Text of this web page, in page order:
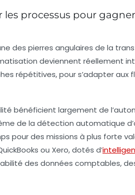
processus pour
des pierres angulaires de la
deviennent réellement
répétitives, pour s’adapter aux
bénéficient largement de
de la détection automatique
pour des missions à plus forte
ou Xero, dotés d’
des données comptables,